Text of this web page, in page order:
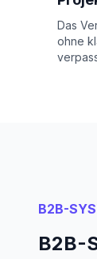
Das
ohne
B2B-
B2B-